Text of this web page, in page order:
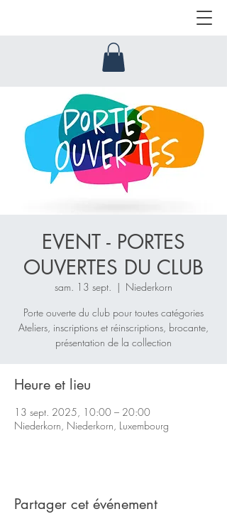
EVENT - PORTES
OUVERTES DU CLUB
sam. 13 sept.
  |
Niederkorn
Porte ouverte du club pour toutes catégories
Ateliers, inscriptions et réinscriptions, brocante,
présentation de la collection
Heure et lieu
13 sept. 2025, 10:00 – 20:00
Niederkorn, Niederkorn, Luxembourg
Partager cet événement